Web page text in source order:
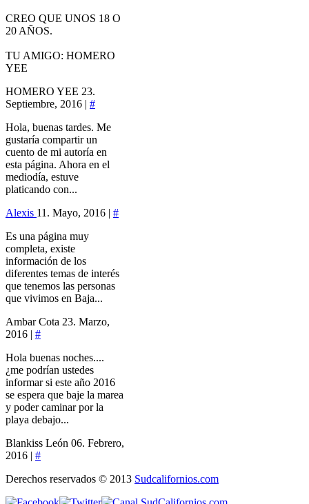
CREO QUE UNOS 18 O
20 AÑOS.
TU AMIGO: HOMERO
YEE
HOMERO YEE 23.
Septiembre, 2016 | #
Hola, buenas tardes. Me
gustaría compartir un
cuento de mi autoría en
esta página. Ahora en el
mediodía, estuve
platicando con...
Alexis 11. Mayo, 2016 | #
Es una página muy
completa, existe
información de los
diferentes temas de interés
que tenemos las personas
que vivimos en Baja...
Ambar Cota 23. Marzo,
2016 | #
Hola buenas noches....
¿me podrían ustedes
informar si este año 2016
se espera que baje la marea
y poder caminar por la
playa debajo...
Blankiss León 06. Febrero,
2016 | #
Derechos reservados © 2013 Sudcalifornios.com